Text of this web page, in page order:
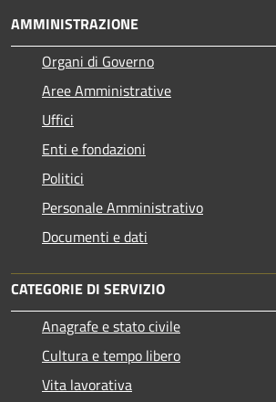
AMMINISTRAZIONE
Organi di Governo
Aree Amministrative
Uffici
Enti e fondazioni
Politici
Personale Amministrativo
Documenti e dati
CATEGORIE DI SERVIZIO
Anagrafe e stato civile
Cultura e tempo libero
Vita lavorativa